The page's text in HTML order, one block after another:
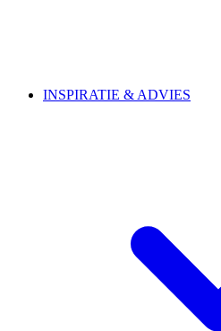
INSPIRATIE & ADVIES